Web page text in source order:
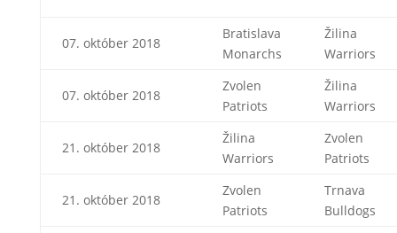
07. október 2018
Bratislava
Monarchs
Žilina
Warriors
07. október 2018
Zvolen
Patriots
Žilina
Warriors
21. október 2018
Žilina
Warriors
Zvolen
Patriots
21. október 2018
Zvolen
Patriots
Trnava
Bulldogs